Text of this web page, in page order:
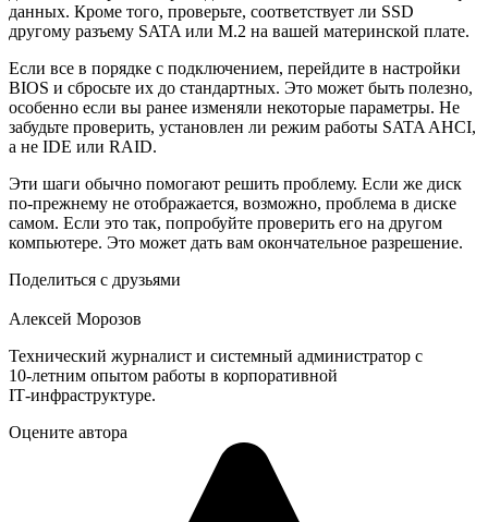
данных. Кроме того, проверьте, соответствует ли SSD
другому разъему SATA или M.2 на вашей материнской плате.
Если все в порядке с подключением, перейдите в настройки
BIOS и сбросьте их до стандартных. Это может быть полезно,
особенно если вы ранее изменяли некоторые параметры. Не
забудьте проверить, установлен ли режим работы SATA AHCI,
а не IDE или RAID.
Эти шаги обычно помогают решить проблему. Если же диск
по-прежнему не отображается, возможно, проблема в диске
самом. Если это так, попробуйте проверить его на другом
компьютере. Это может дать вам окончательное разрешение.
Поделиться с друзьями
Алексей Морозов
Технический журналист и системный администратор с
10‑летним опытом работы в корпоративной
IT‑инфраструктуре.
Оцените автора